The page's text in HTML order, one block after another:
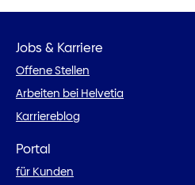
Jobs & Karriere
Offene Stellen
Arbeiten bei Helvetia
Karriereblog
Portal
für Kunden